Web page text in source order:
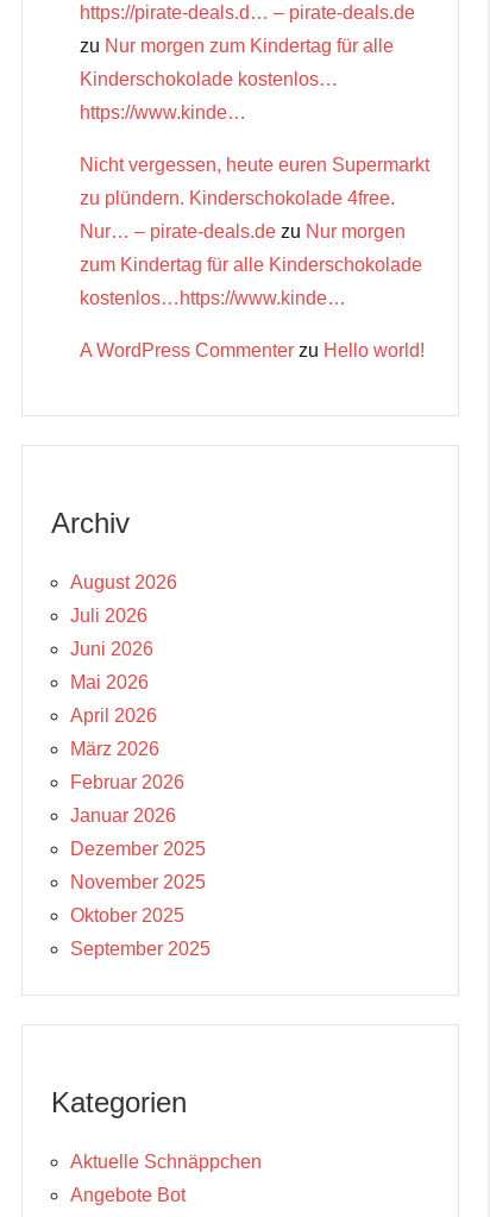
https://pirate-deals.d… – pirate-deals.de
zu Nur morgen zum Kindertag für alle
Kinderschokolade kostenlos…
https://www.kinde…
Nicht vergessen, heute euren Supermarkt
zu plündern. Kinderschokolade 4free.
Nur… – pirate-deals.de zu Nur morgen
zum Kindertag für alle Kinderschokolade
kostenlos…https://www.kinde…
A WordPress Commenter zu Hello world!
Archiv
August 2026
Juli 2026
Juni 2026
Mai 2026
April 2026
März 2026
Februar 2026
Januar 2026
Dezember 2025
November 2025
Oktober 2025
September 2025
Kategorien
Aktuelle Schnäppchen
Angebote Bot